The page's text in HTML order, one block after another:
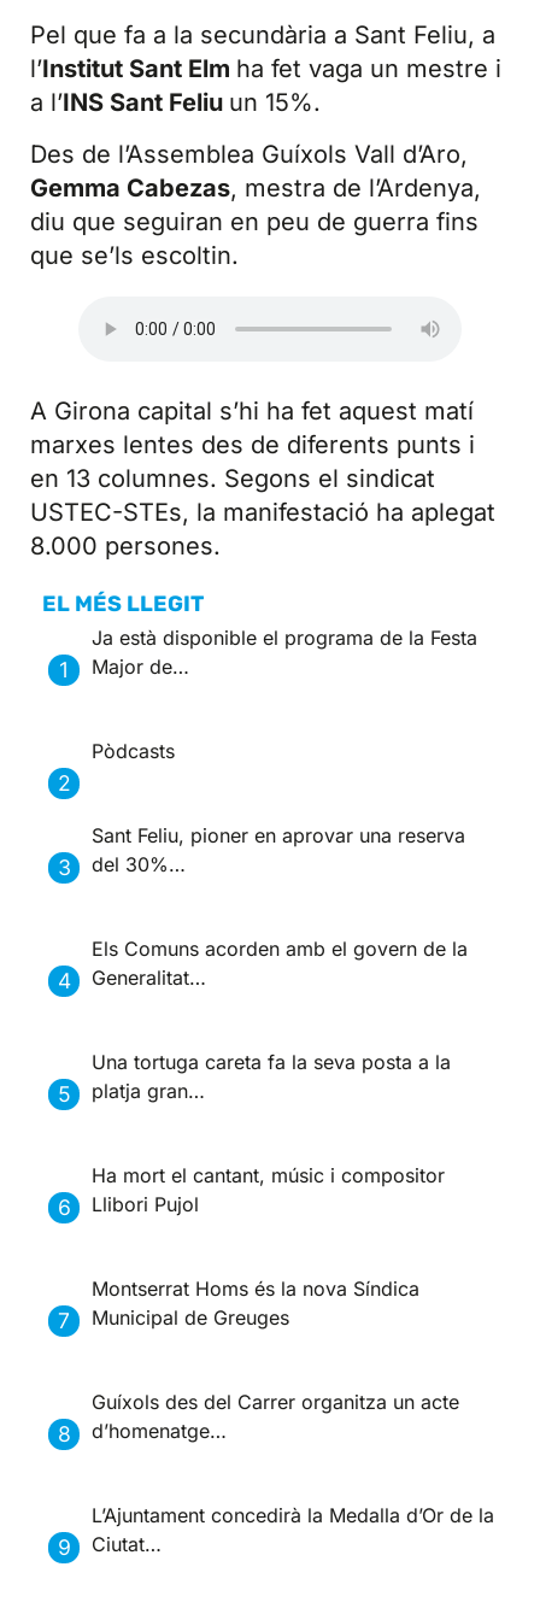
Pel que fa a la secundària a Sant Feliu, a
l’Institut Sant Elm ha fet vaga un mestre i
a l’INS Sant Feliu un 15%.
Des de l’Assemblea Guíxols Vall d’Aro,
Gemma Cabezas, mestra de l’Ardenya,
diu que seguiran en peu de guerra fins
que se’ls escoltin.
A Girona capital s’hi ha fet aquest matí
marxes lentes des de diferents punts i
en 13 columnes. Segons el sindicat
USTEC-STEs, la manifestació ha aplegat
8.000 persones.
EL MÉS LLEGIT
Ja està disponible el programa de la Festa
Major de…
Pòdcasts
Sant Feliu, pioner en aprovar una reserva
del 30%…
Els Comuns acorden amb el govern de la
Generalitat…
Una tortuga careta fa la seva posta a la
platja gran…
Ha mort el cantant, músic i compositor
Llibori Pujol
Montserrat Homs és la nova Síndica
Municipal de Greuges
Guíxols des del Carrer organitza un acte
d’homenatge…
L’Ajuntament concedirà la Medalla d’Or de la
Ciutat…